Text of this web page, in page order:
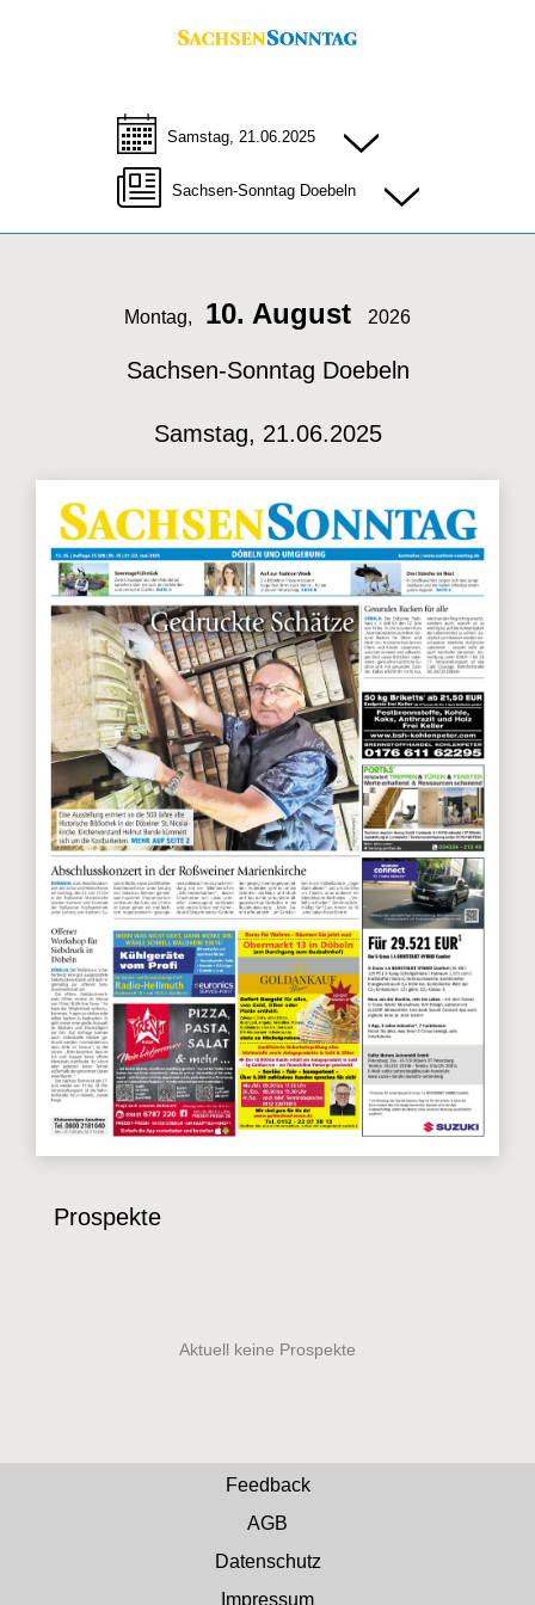
Samstag, 21.06.2025
Sachsen-Sonntag Doebeln
Montag, 10. August 2026
Sachsen-Sonntag Doebeln
Samstag, 21.06.2025
Prospekte
Feedback
AGB
Datenschutz
Impressum